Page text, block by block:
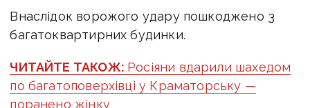
Внаслідок ворожого удару пошкоджено 3
багатоквартирних будинки.
ЧИТАЙТЕ ТАКОЖ: Росіяни вдарили шахедом
по багатоповерхівці у Краматорську —
поранено жінку